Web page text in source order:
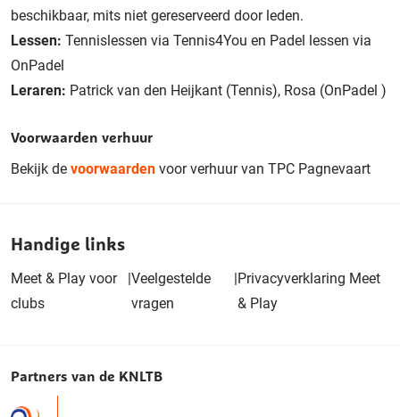
beschikbaar, mits niet gereserveerd door leden.
Lessen: Tennislessen via Tennis4You en Padel lessen via
OnPadel
Leraren: Patrick van den Heijkant (Tennis), Rosa (OnPadel )
Voorwaarden verhuur
Bekijk de voorwaarden voor verhuur van TPC Pagnevaart
Handige links
Meet & Play voor
clubs
|Veelgestelde
vragen
|Privacyverklaring Meet
& Play
Partners van de KNLTB